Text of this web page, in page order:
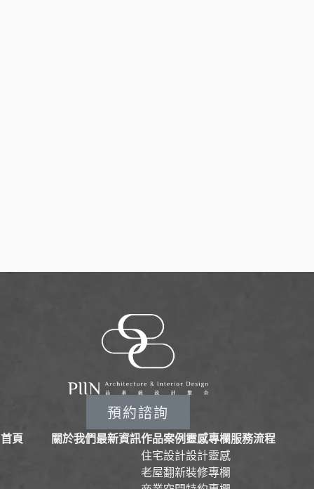
預約諮詢
首頁 關於我們最新資訊作品案例
住宅設計
老屋翻新
靈感專欄
設計靈感
裝修專欄
服務流程